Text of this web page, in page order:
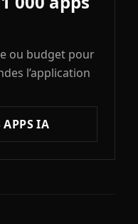
ou budget pour
l’application
APPS IA